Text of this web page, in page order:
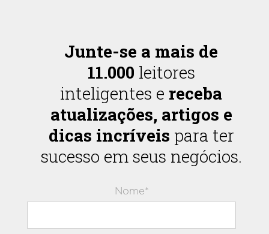
Junte-se a mais de
11.000 leitores
inteligentes e receba
atualizações, artigos e
dicas incríveis para ter
sucesso em seus negócios.
Nome*